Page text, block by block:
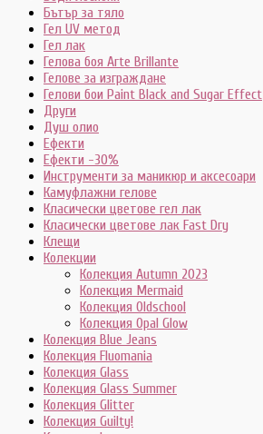
Бътър за тяло
Гел UV метод
Гел лак
Гелова боя Arte Brillante
Гелове за изграждане
Гелови бои Paint Black and Sugar Effect
Други
Душ олио
Ефекти
Ефекти -30%
Инструменти за маникюр и аксесоари
Камуфлажни гелове
Класически цветове гел лак
Класически цветове лак Fast Dry
Клещи
Колекции
Колекция Autumn 2023
Колекция Mermaid
Колекция Oldschool
Колекция Opal Glow
Колекция Blue Jeans
Колекция Fluomania
Колекция Glass
Колекция Glass Summer
Колекция Glitter
Колекция Guilty!